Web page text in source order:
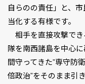
自らのの責任」と、
当化する有様です。
相手を直接攻撃でき
隊を南西諸島を中心
間守ってきた”専守防
倍政治”をそのまま引